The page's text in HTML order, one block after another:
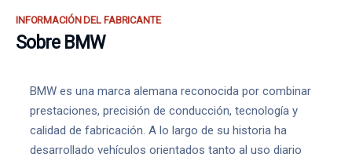
INFORMACIÓN DEL FABRICANTE
Sobre BMW
BMW es una marca alemana reconocida por combinar
prestaciones, precisión de conducción, tecnología y
calidad de fabricación. A lo largo de su historia ha
desarrollado vehículos orientados tanto al uso diario